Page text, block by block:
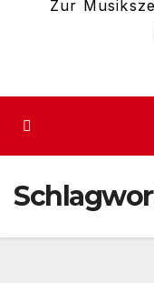
Zur